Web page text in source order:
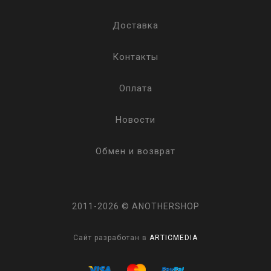
Доставка
Контакты
Оплата
Новости
Обмен и возврат
2011-2026 © ANOTHERSHOP
Сайт разработан в ARTICMEDIA